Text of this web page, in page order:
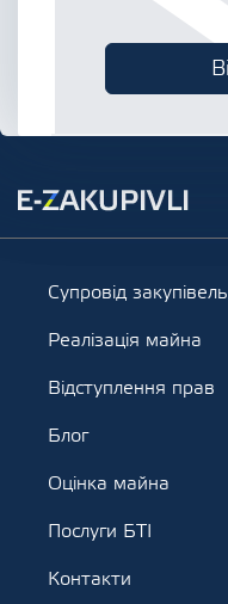
Супровід закупівель
Реалізація майна
Відступлення прав
Блог
Оцінка майна
Послуги БТІ
Контакти